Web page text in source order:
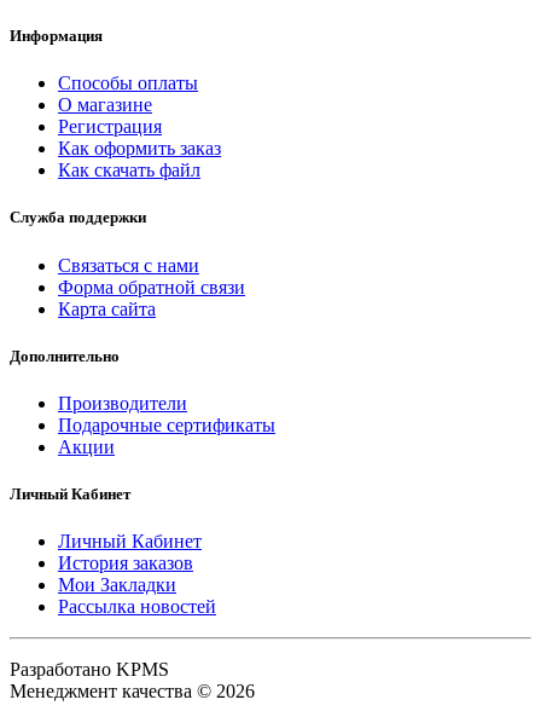
Информация
Способы оплаты
О магазине
Регистрация
Как оформить заказ
Как скачать файл
Служба поддержки
Связаться с нами
Форма обратной связи
Карта сайта
Дополнительно
Производители
Подарочные сертификаты
Акции
Личный Кабинет
Личный Кабинет
История заказов
Мои Закладки
Рассылка новостей
Разработано KPMS
Менеджмент качества © 2026